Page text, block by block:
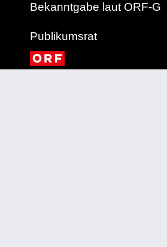
Bekanntgabe laut ORF-G
Publikumsrat